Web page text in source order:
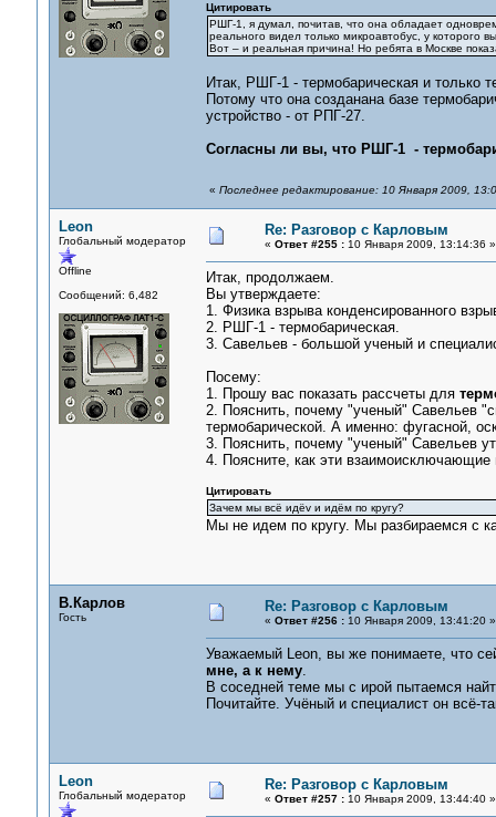
Цитировать
РШГ-1, я думал, почитав, что она обладает
реального видел только микроавтобус, у которого
Вот – и реальная причина! Но ребята в Москве
Итак, РШГ-1 - термобарическая и только
Потому что она созданана базе
устройство - от РПГ-27.
Согласны ли вы, что РШГ-1 -
« Последнее редактирование: 10 Января 2009,
Leon
Глобальный модератор
Offline
Сообщений: 6,482
Re: Разговор с Карловым
« Ответ #255 :10 Января 2009, 13:14:36 »
Итак, продолжаем.
Вы утверждаете:
1. Физика взрыва конденсированного
2. РШГ-1 - термобарическая.
3. Савельев - большой ученый и
Посему:
1. Прошу вас показать рассчеты для
2. Пояснить, почему "ученый" Савельев
термобарической. А именно: фугасной,
3. Пояснить, почему "ученый" Савельев
4. Поясните, как эти
Цитировать
Зачем мы всё идёv и идём по кругу?
Мы не идем по кругу. Мы разбираемся с
В.Карлов
Гость
Re: Разговор с Карловым
« Ответ #256 :10 Января 2009, 13:41:20 »
Уважаемый Leon, вы же понимаете, что
мне, а к нему.
В соседней теме мы с ирой пытаемся
Почитайте. Учёный и специалист он всё-
Leon
Глобальный модератор
Re: Разговор с Карловым
« Ответ #257 :10 Января 2009, 13:44:40 »